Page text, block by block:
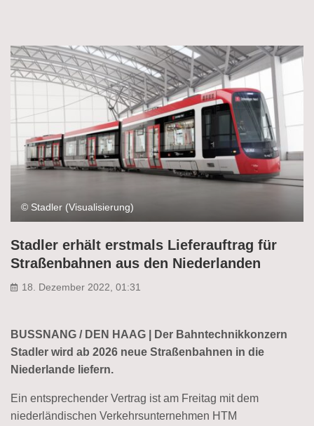
© Stadler (Visualisierung)
Stadler erhält erstmals Lieferauftrag für
Straßenbahnen aus den Niederlanden
18. Dezember 2022, 01:31
BUSSNANG / DEN HAAG | Der Bahntechnikkonzern
Stadler wird ab 2026 neue Straßenbahnen in die
Niederlande liefern.
Ein entsprechender Vertrag ist am Freitag mit dem
niederländischen Verkehrsunternehmen HTM